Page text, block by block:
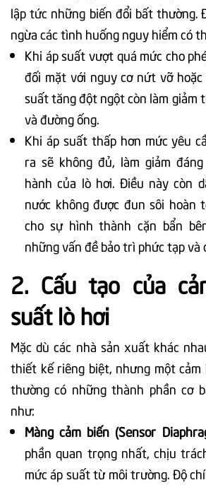
lập tức những biến đổi bất thường.
ngừa các tình huống nguy hiểm có
Khi áp suất vượt quá mức cho
đối mặt với nguy cơ nứt vỡ
suất tăng đột ngột còn làm giảm
và đường ống.
Khi áp suất thấp hơn mức yêu
ra sẽ không đủ, làm giảm
hành của lò hơi. Điều này còn
nước không được đun sôi hoàn
cho sự hình thành cặn bẩn
những vấn đề bảo trì phức tạp và
2. Cấu tạo của
suất lò hơi
Mặc dù các nhà sản xuất khác
thiết kế riêng biệt, nhưng một cảm
thường có những thành phần cơ
như:
Màng cảm biến (Sensor
phần quan trọng nhất, chịu
mức áp suất từ môi trường. Độ